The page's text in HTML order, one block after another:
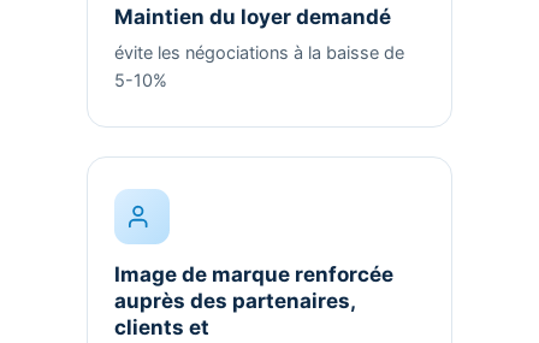
Maintien du loyer demandé
évite les négociations à la baisse de
5-10%
Image de marque renforcée
auprès des partenaires,
clients et